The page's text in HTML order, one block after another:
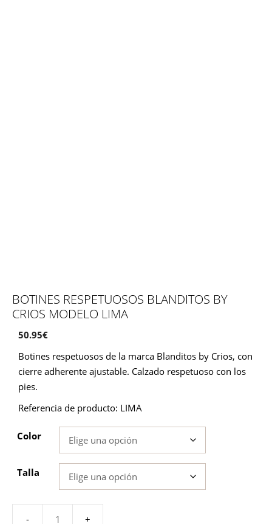
BOTINES RESPETUOSOS BLANDITOS BY
CRIOS MODELO LIMA
50.95€
Botines respetuosos de la marca Blanditos by Crios, con
cierre adherente ajustable. Calzado respetuoso con los
pies.
Referencia de producto: LIMA
Color
Talla